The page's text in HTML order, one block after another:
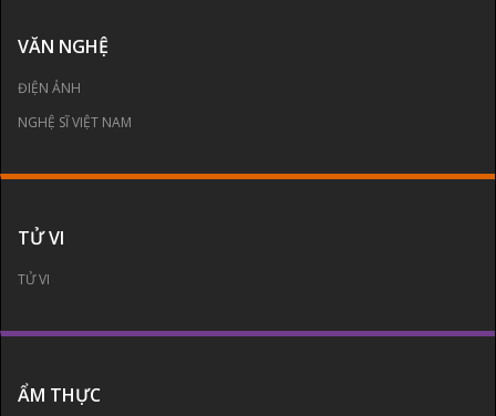
VĂN NGHỆ
ĐIỆN ẢNH
NGHỆ SĨ VIỆT NAM
TỬ VI
TỬ VI
ẨM THỰC